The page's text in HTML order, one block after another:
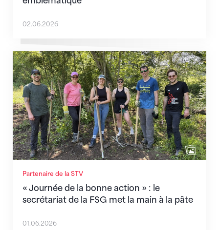
02.06.2026
Partenaire de la STV
« Journée de la bonne action » : le
secrétariat de la FSG met la main à la pâte
« Journée de la bonne action » : le secrétariat de la
01.06.2026